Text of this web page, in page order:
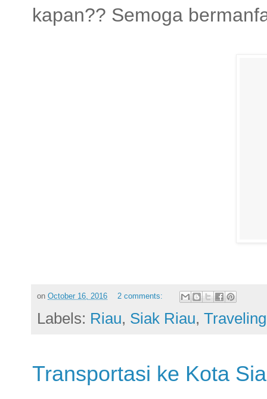
kapan?? Semoga
on October 16, 2016 2 comments:
Labels: Riau, Siak Riau, Traveling
Transportasi ke Kota